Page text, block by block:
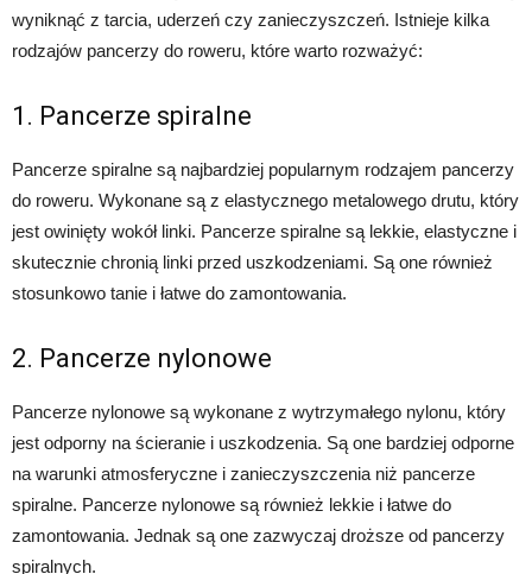
wyniknąć z tarcia, uderzeń czy zanieczyszczeń. Istnieje kilka
rodzajów pancerzy do roweru, które warto rozważyć:
1. Pancerze spiralne
Pancerze spiralne są najbardziej popularnym rodzajem pancerzy
do roweru. Wykonane są z elastycznego metalowego drutu, który
jest owinięty wokół linki. Pancerze spiralne są lekkie, elastyczne i
skutecznie chronią linki przed uszkodzeniami. Są one również
stosunkowo tanie i łatwe do zamontowania.
2. Pancerze nylonowe
Pancerze nylonowe są wykonane z wytrzymałego nylonu, który
jest odporny na ścieranie i uszkodzenia. Są one bardziej odporne
na warunki atmosferyczne i zanieczyszczenia niż pancerze
spiralne. Pancerze nylonowe są również lekkie i łatwe do
zamontowania. Jednak są one zazwyczaj droższe od pancerzy
spiralnych.